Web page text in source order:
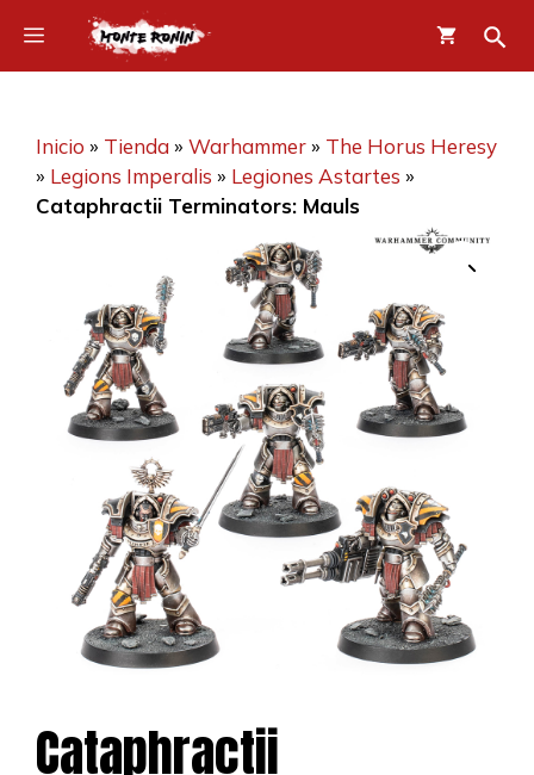
contenido
Menú
Inicio » Tienda» Warhammer» The Horus Heresy
» Legions Imperalis » Legiones Astartes »
Cataphractii Terminators: Mauls
Cataphractii